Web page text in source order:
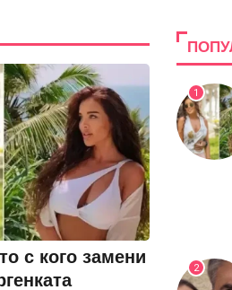
с кого замени
1
2